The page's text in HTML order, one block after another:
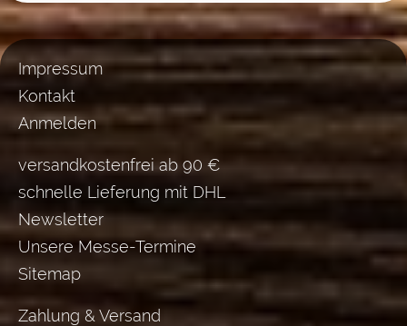
Impressum
Kontakt
Anmelden
versandkostenfrei ab 90 €
schnelle Lieferung mit DHL
Newsletter
Unsere Messe-Termine
Sitemap
Zahlung & Versand